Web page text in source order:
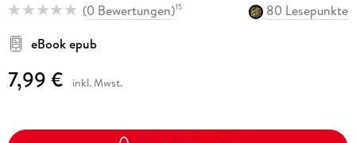
(0 Bewertungen)15
80 Lesepunkte
eBook epub
7,99 € inkl. Mwst.